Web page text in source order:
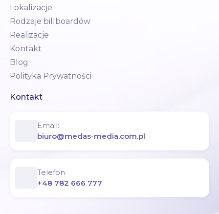
Lokalizacje
Rodzaje billboardów
Realizacje
Kontakt
Blog
Polityka Prywatności
Kontakt
Email:
biuro@medas-media.com.pl
Telefon
+48 782 666 777